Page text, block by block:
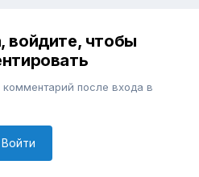
войдите, чтобы
после входа в
Войти